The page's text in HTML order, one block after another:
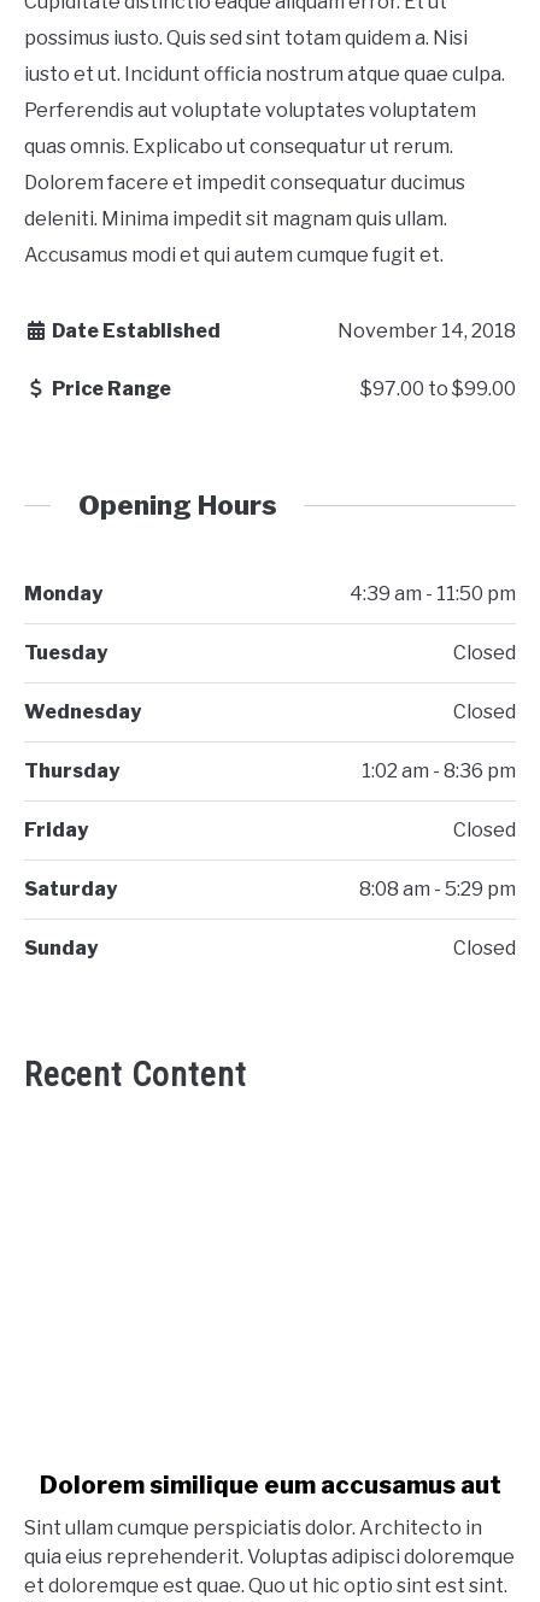
possimus iusto. Quis sed sint totam quidem a. Nisi
iusto et ut. Incidunt officia nostrum atque quae culpa.
Perferendis aut voluptate voluptates voluptatem
quas omnis. Explicabo ut consequatur ut rerum.
Dolorem facere et impedit consequatur ducimus
deleniti. Minima impedit sit magnam quis ullam.
Accusamus modi et qui autem cumque fugit et.
Date Established November 14, 2018
Price Range $97.00 to $99.00
Opening Hours
Monday 4:39 am - 11:50 pm
Tuesday Closed
Wednesday Closed
Thursday 1:02 am - 8:36 pm
Friday Closed
Saturday 8:08 am - 5:29 pm
Sunday Closed
Recent Content
link to Dolorem similique eum accusamus aut
Dolorem similique eum accusamus aut
Sint ullam cumque perspiciatis dolor. Architecto in
quia eius reprehenderit. Voluptas adipisci doloremque
et doloremque est quae. Quo ut hic optio sint est sint.